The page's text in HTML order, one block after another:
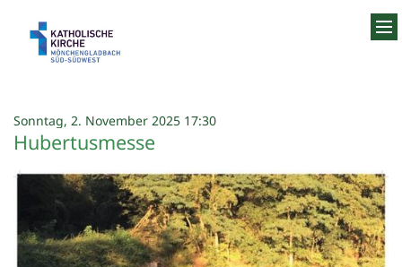
Sonntag, 2. November 2025 17:30:
Hubertusmesse